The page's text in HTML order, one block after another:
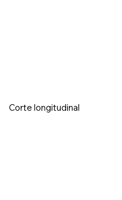
Corte longitudinal